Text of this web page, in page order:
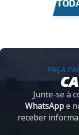
FAÇA
Junte-se à
WhatsAppe
receber